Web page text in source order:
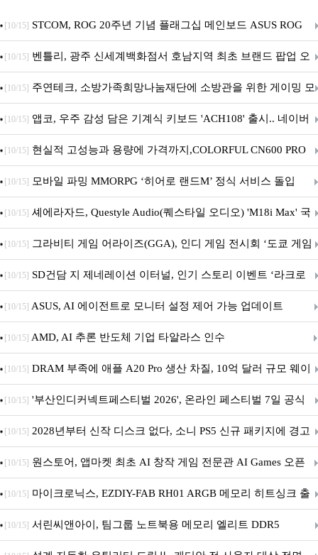
[10/15] STCOM, ROG 20주년 기념 플래그십 메인보드 ASUS ROG
Crosshair X870E EDITION 20 국내 출시 예정
[10/15] 벤틀리, 광주 신세계백화점서 호남지역 최초 브랜드 팝업 오
픈
[10/15] 주연테크, 소방가족희망나눔재단에 소방관을 위한 게이밍 모
니터·스마트 펫 침대 기부
[10/15] 앱코, 우주 감성 담은 기계식 키보드 'ACH108' 출시.. 네이버
브랜드데이 기획전 진행
[10/15] 현실적 고성능과 용량에 가격까지,COLORFUL CN600 PRO
M.2 NVMe 디앤디컴 1TB
[10/15] 모바일 파밍 MMORPG ‘히어로 랜드M’ 정식 서비스 돌입
[10/15] 셰에라자드, Questyle Audio(퀘스타일 오디오) 'M18i Max' 국
내 정식 출시
[10/15] 그라비티 게임 어라이즈(GGA), 인디 게임 전시회 ‘도쿄 게임
던전 13’ 참가!
[10/15] SD건담 지 제네레이션 이터널, 인기 스토리 이벤트 ‘라크로
아의 용사’ 재개최 및 풍성한 기념 이벤트 실시!
[10/15] ASUS, AI 에이전트로 모니터 설정 제어 가능 업데이트
[10/15] AMD, AI 추론 반도체 기업 타알라스 인수
[10/15] DRAM 부족에 애플 A20 Pro 생산 차질, 10억 달러 규모 웨이
퍼 대기
[10/15] '부산인디커넥트페스티벌 2026', 온라인 페스티벌 7일 공식
개막... 22일간 진행
[10/15] 2028년부터 신작 디스크 없다, 소니 PS5 신규 패키지에 경고
문 추가
[10/15] 원스토어, 앱마켓 최초 AI 창작 게임 전문관 AI Games 오픈
[10/15] 마이크로닉스, EZDIY-FAB RH01 ARGB 메모리 히트싱크 출
시
[10/15] 서린씨앤아이, 팀그룹 노트북용 메모리 엘리트 DDR5